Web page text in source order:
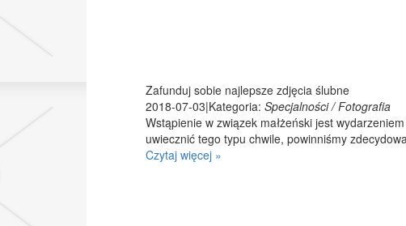
Zafunduj sobie najlepsze zdjęcia ślubne
2018-07-03|Kategoria: Specjalności / Fotografia
Wstąpienie w związek małżeński jest
uwiecznić tego typu chwile, powinniśmy
Czytaj więcej »